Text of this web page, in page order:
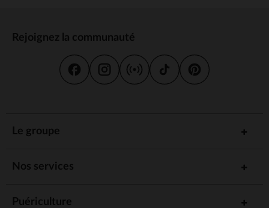
Rejoignez la communauté
Le groupe
Nos services
Puériculture